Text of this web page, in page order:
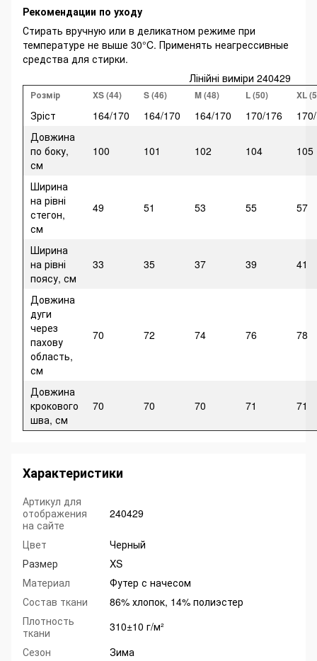
Рекомендации по уходу
Стирать вручную или в деликатном режиме при
температуре не выше 30°C. Применять неагрессивные
средства для стирки.
Лінійні виміри 240429
Розмір XS (44) S (46) M (48) L (50) XL
Зріст 164/170 164/170 164/170 170/176
Довжина
по боку,
см
100 101 102 104 105
Ширина
на рівні
стегон,
см
49 51 53 55 57
Ширина
на рівні
поясу, см
33 35 37 39 41
Довжина
дуги
через
пахову
область,
см
70 72 74 76 78
Довжина
крокового
шва, см
70 70 70 71 71
Характеристики
Артикул для
отображения
на сайте
240429
Цвет
Черный
Размер
XS
Материал
Футер с начесом
Состав ткани
86% хлопок, 14% полиэстер
Плотность
ткани
310±10 г/м²
Сезон
Зима